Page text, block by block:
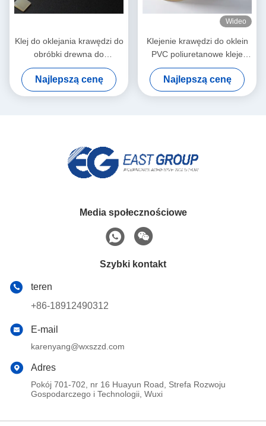
Klej do oklejania krawędzi do
obróbki drewna do
automatycznej okleiniarki
Najlepszą cenę
Wideo
Klejenie krawędzi do oklein
PVC poliuretanowe kleje
topliwe PUR do mebli
Najlepszą cenę
Media społecznościowe
Szybki kontakt
teren
+86-18912490312
E-mail
karenyang@wxszzd.com
Adres
Pokój 701-702, nr 16 Huayun Road, Strefa Rozwoju
Gospodarczego i Technologii, Wuxi